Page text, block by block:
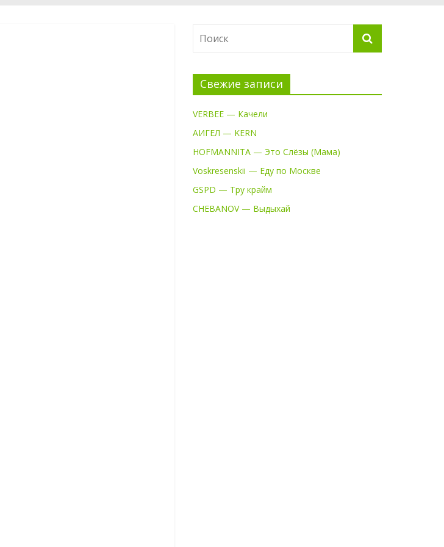
Свежие записи
VERBEE — Качели
АИГЕЛ — KERN
HOFMANNITA — Это Слёзы (Мама)
Voskresenskii — Еду по Москве
GSPD — Тру крайм
CHEBANOV — Выдыхай